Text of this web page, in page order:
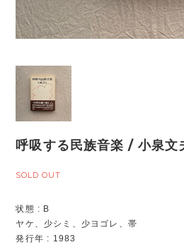
呼吸する民族音楽 / 小泉文
SOLD OUT
状態 : B
ヤケ、少シミ、少ヨゴレ、帯
発行年 : 1983